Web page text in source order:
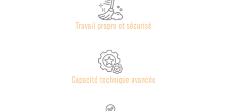
Travail propre et sécurisé
Capacité technique avancée